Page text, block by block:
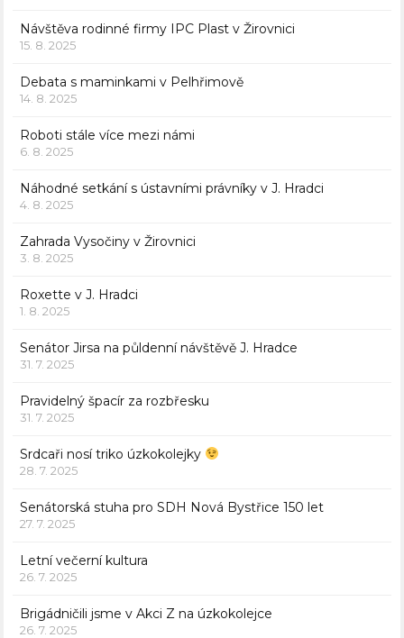
Návštěva rodinné firmy IPC Plast v Žirovnici
15. 8. 2025
Debata s maminkami v Pelhřimově
14. 8. 2025
Roboti stále více mezi námi
6. 8. 2025
Náhodné setkání s ústavními právníky v J. Hradci
4. 8. 2025
Zahrada Vysočiny v Žirovnici
3. 8. 2025
Roxette v J. Hradci
1. 8. 2025
Senátor Jirsa na půldenní návštěvě J. Hradce
31. 7. 2025
Pravidelný špacír za rozbřesku
31. 7. 2025
Srdcaři nosí triko úzkokolejky
28. 7. 2025
Senátorská stuha pro SDH Nová Bystřice 150 let
27. 7. 2025
Letní večerní kultura
26. 7. 2025
Brigádničili jsme v Akci Z na úzkokolejce
26. 7. 2025